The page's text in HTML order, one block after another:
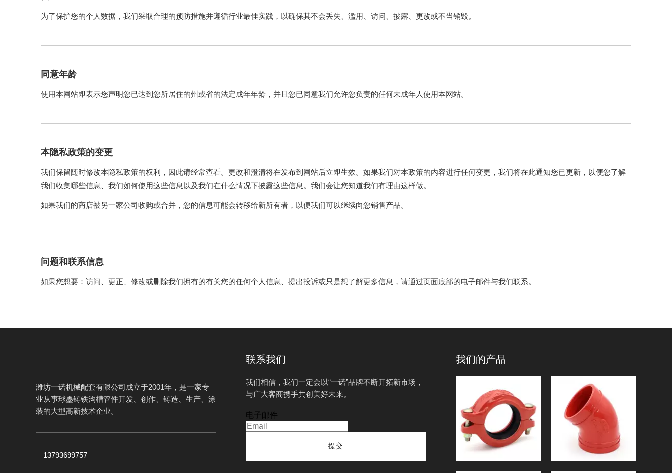
为了保护您的个人数据，我们采取合理的预防措施并遵循行业最佳实践，以确保其不会丢失、滥用、访问、披露、更改或不当销毁。
同意年龄
使用本网站即表示您声明您已达到您所居住的州或省的法定成年年龄，并且您已同意我们允许您负责的任何未成年人使用本网站。
本隐私政策的变更
我们保留随时修改本隐私政策的权利，因此请经常查看。更改和澄清将在发布到网站后立即生效。如果我们对本政策的内容进行任何变更，我们将在此通知您已更新，以便您了解
我们收集哪些信息、我们如何使用这些信息以及我们在什么情况下披露这些信息。我们会让您知道我们有理由这样做。
如果我们的商店被另一家公司收购或合并，您的信息可能会转移给新所有者，以便我们可以继续向您销售产品。
问题和联系信息
如果您想要：访问、更正、修改或删除我们拥有的有关您的任何个人信息、提出投诉或只是想了解更多信息，请通过页面底部的电子邮件与我们联系。
潍坊一诺机械配套有限公司成立于2001年，是一家专
业从事球墨铸铁沟槽管件开发、创作、铸造、生产、涂
装的大型高新技术企业。
13793699757
联系我们
我们相信，我们一定会以“一诺”品牌不断开拓新市场，
与广大客商携手共创美好未来。
电子邮件
提交
我们的产品